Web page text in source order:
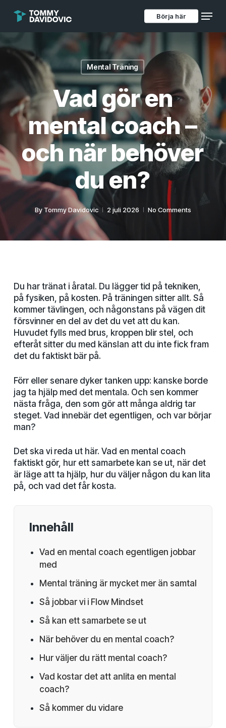
Börja här
Menu
Mental Träning
Vad gör en
mental coach –
och när behöver
du en?
By Tommy Davidovic 2 juli 2026 No Comments
Du har tränat i åratal. Du lägger tid på tekniken,
på fysiken, på kosten. På träningen sitter allt. Så
kommer tävlingen, och någonstans på vägen dit
försvinner en del av det du vet att du kan.
Huvudet fylls med brus, kroppen blir stel, och
efteråt sitter du med känslan att du inte fick fram
det du faktiskt bär på.
Förr eller senare dyker tanken upp: kanske borde
jag ta hjälp med det mentala. Och sen kommer
nästa fråga, den som gör att många aldrig tar
steget. Vad innebär det egentligen, och var börjar
man?
Det ska vi reda ut här. Vad en mental coach
faktiskt gör, hur ett samarbete kan se ut, när det
är läge att ta hjälp, hur du väljer någon du kan lita
på, och vad det får kosta.
Innehåll
Vad en mental coach egentligen jobbar
med
Mental träning är mycket mer än samtal
Så jobbar vi i Flow Mindset
Så kan ett samarbete se ut
När behöver du en mental coach?
Hur väljer du rätt mental coach?
Vad kostar det att anlita en mental
coach?
Så kommer du vidare